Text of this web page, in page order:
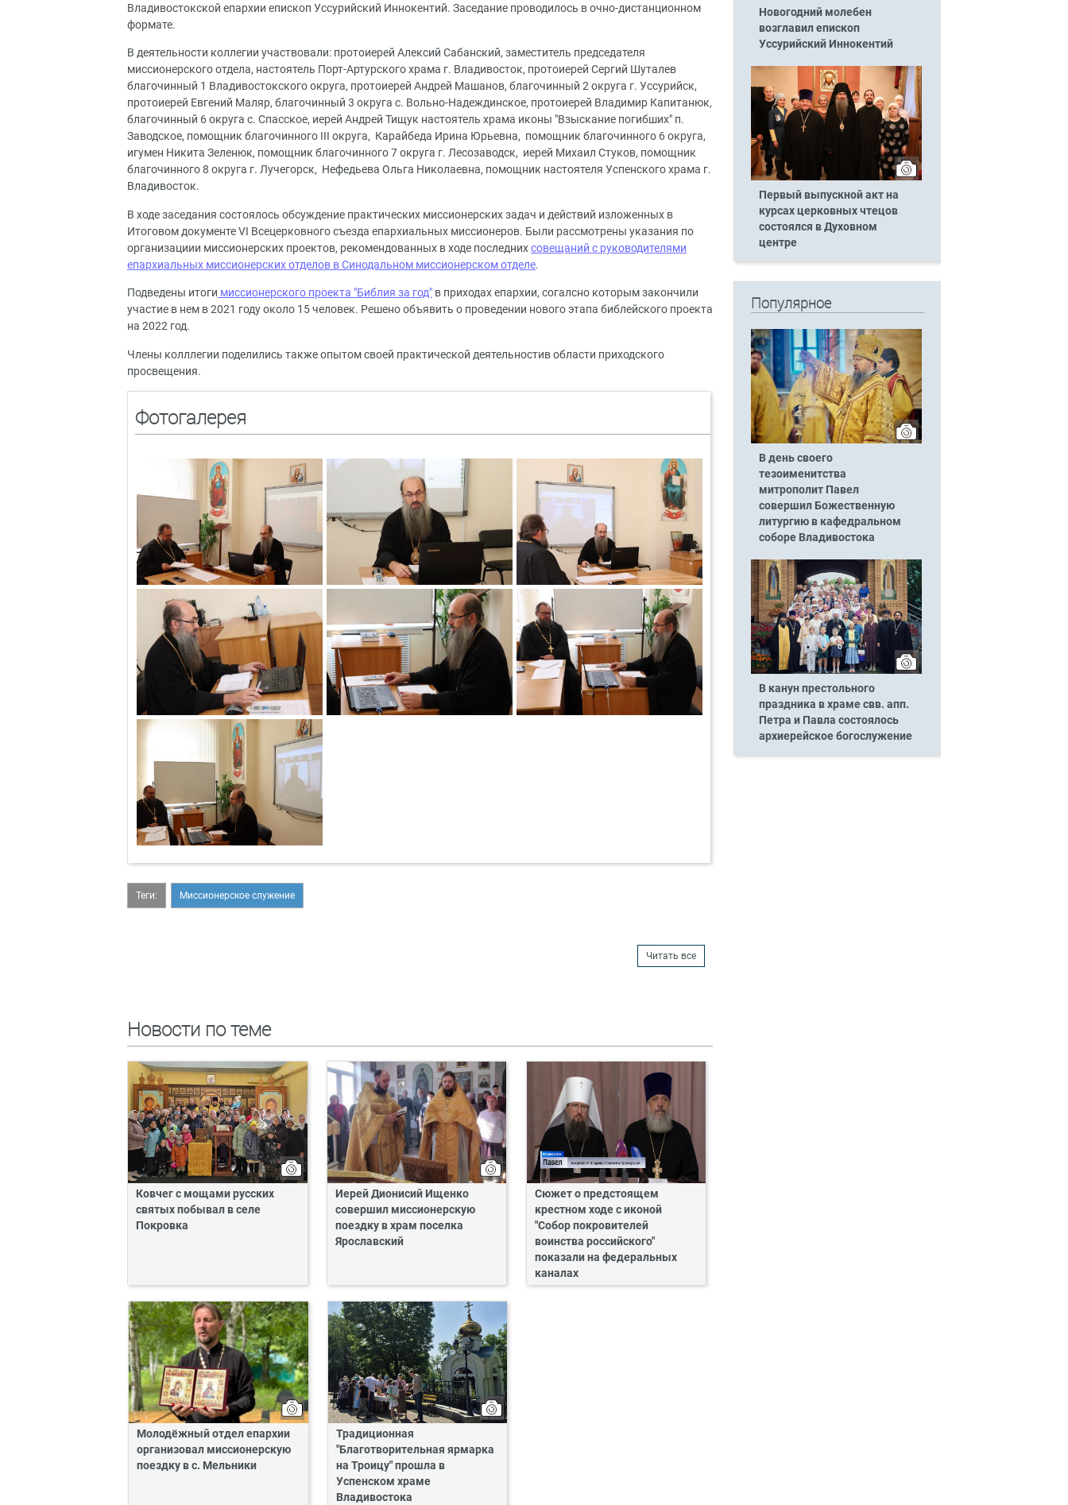
Владивостокской епархии епископ Уссурийский Иннокентий. Заседание проводилось в очно-дистанционном
формате.
В деятельности коллегии участвовали: протоиерей Алексий Сабанский, заместитель председателя
миссионерского отдела, настоятель Порт-Артурского храма г. Владивосток, протоиерей Сергий Шуталев
благочинный 1 Владивостокского округа, протоиерей Андрей Машанов, благочинный 2 округа г. Уссурийск,
протоиерей Евгений Маляр, благочинный 3 округа с. Вольно-Надеждинское, протоиерей Владимир Капитанюк,
благочинный 6 округа с. Спасское, иерей Андрей Тищук настоятель храма иконы "Взыскание погибших" п.
Заводское, помощник благочинного III округа, Карайбеда Ирина Юрьевна, помощник благочинного 6 округа,
игумен Никита Зеленюк, помощник благочинного 7 округа г. Лесозаводск, иерей Михаил Стуков, помощник
благочинного 8 округа г. Лучегорск, Нефедьева Ольга Николаевна, помощник настоятеля Успенского храма г.
Владивосток.
В ходе заседания состоялось обсуждение практических миссионерских задач и действий изложенных в
Итоговом документе VI Всецерковного съезда епархиальных миссионеров. Были рассмотрены указания по
организациии миссионерских проектов, рекомендованных в ходе последнихсовещаний с руководителями
епархиальных миссионерских отделов в Синодальном миссионерском отделе.
Подведены итоги миссионерского проекта "Библия за год" в приходах епархии, согалсно которым закончили
участие в нем в 2021 году около 15 человек. Решено объявить о проведении нового этапа библейского проекта
на 2022 год.
Члены колллегии поделились также опытом своей практической деятельностив области приходского
просвещения.
Фотогалерея
Теги: Миссионерское служение
Читать все
Новости по теме
Ковчег с мощами русских
святых побывал в селе
Покровка
Иерей Дионисий Ищенко
совершил миссионерскую
поездку в храм поселка
Ярославский
Сюжет о предстоящем
крестном ходе с иконой
"Собор покровителей
воинства российского"
показали на федеральных
каналах
Молодёжный отдел епархии
организовал миссионерскую
поездку в с. Мельники
Традиционная
"Благотворительная ярмарка
на Троицу" прошла в
Успенском храме
Владивостока
Новогодний молебен
возглавил епископ
Уссурийский Иннокентий
Первый выпускной акт на
курсах церковных чтецов
состоялся в Духовном
центре
Популярное
В день своего
тезоименитства
митрополит Павел
совершил Божественную
литургию в кафедральном
соборе Владивостока
В канун престольного
праздника в храме свв. апп.
Петра и Павла состоялось
архиерейское богослужение